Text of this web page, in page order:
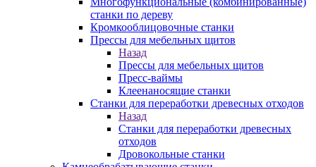
станки по дереву
Кромкооблицовочные станки
Прессы для мебельных щитов
Назад
Прессы для мебельных щитов
Пресс-ваймы
Клеенаносящие станки
Станки для переработки древесных отходов
Назад
Станки для переработки древесных
отходов
Дровокольные станки